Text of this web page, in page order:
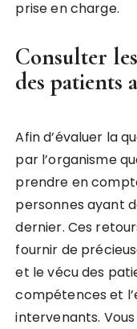
prise en charge.
Consulter
des patients
Afin d’évaluer la
par l’organisme
prendre en
personnes ayant
dernier. Ces
fournir de
et le vécu des
compétences et
intervenants.